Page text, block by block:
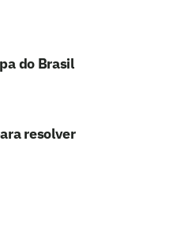
do Brasil
resolver